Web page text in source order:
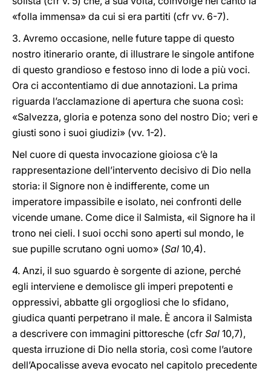
«folla immensa» da cui si era partiti (cfr vv. 6-7).
3. Avremo occasione, nelle future tappe di questo
nostro itinerario orante, di illustrare le singole antifone
di questo grandioso e festoso inno di lode a più voci.
Ora ci accontentiamo di due annotazioni. La prima
riguarda l’acclamazione di apertura che suona così:
«Salvezza, gloria e potenza sono del nostro Dio; veri e
giusti sono i suoi giudizi» (vv. 1-2).
Nel cuore di questa invocazione gioiosa c’è la
rappresentazione dell’intervento decisivo di Dio nella
storia: il Signore non è indifferente, come un
imperatore impassibile e isolato, nei confronti delle
vicende umane. Come dice il Salmista, «il Signore ha il
trono nei cieli. I suoi occhi sono aperti sul mondo, le
sue pupille scrutano ogni uomo» (Sal 10,4).
4. Anzi, il suo sguardo è sorgente di azione, perché
egli interviene e demolisce gli imperi prepotenti e
oppressivi, abbatte gli orgogliosi che lo sfidano,
giudica quanti perpetrano il male. È ancora il Salmista
a descrivere con immagini pittoresche (cfr Sal 10,7),
questa irruzione di Dio nella storia, così come l’autore
dell’Apocalisse aveva evocato nel capitolo precedente